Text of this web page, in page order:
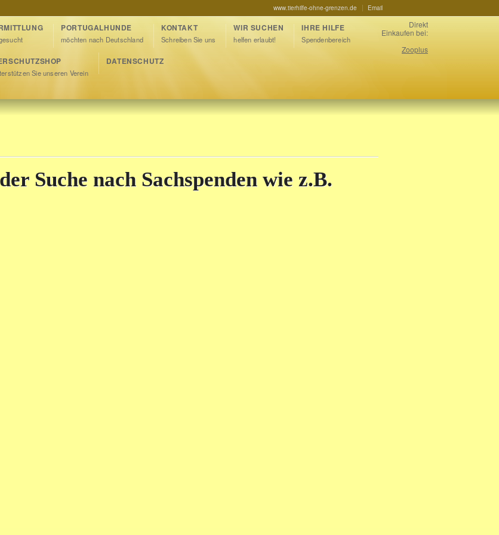
www.tierhilfe-ohne-grenzen.de Email
PORTUGALHUNDE
möchten nach Deutschland
KONTAKT
Schreiben Sie uns
WIR SUCHEN
helfen erlaubt!
IHRE HILFE
Spendenbereich
Sie unseren Verein
DATENSCHUTZ
Direkt
Einkaufen bei:
Zooplus
Suche nach Sachspenden wie z.B.